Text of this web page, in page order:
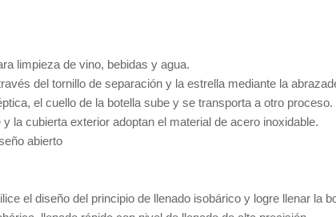
limpieza de vino, bebidas y agua.
del tornillo de separación y la estrella mediante la
el cuello de la botella sube y se transporta a otro proceso.
la cubierta exterior adoptan el material de acero inoxidable.
abierto
el diseño del principio de llenado isobárico y logre llenar la